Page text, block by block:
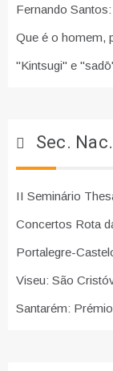
Fernando
Que é o homem,
"Kintsugi" e
Sec.
II Seminário
Concertos Rota
Portalegre-
Viseu: São
Santarém: